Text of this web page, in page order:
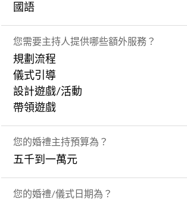
國語
您需要主持人提供哪些額外服務？
規劃流程
儀式引導
設計遊戲/活動
帶領遊戲
您的婚禮主持預算為？
五千到一萬元
您的婚禮/儀式日期為？